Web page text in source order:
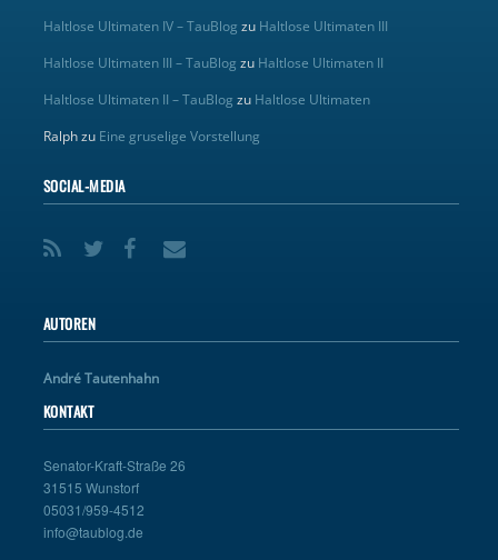
Haltlose Ultimaten IV – TauBlog zu Haltlose Ultimaten III
Haltlose Ultimaten III – TauBlog zu Haltlose Ultimaten II
Haltlose Ultimaten II – TauBlog zu Haltlose Ultimaten
Ralphzu Eine gruselige Vorstellung
SOCIAL-MEDIA
AUTOREN
André Tautenhahn
KONTAKT
Senator-Kraft-Straße 26
31515 Wunstorf
05031/959-4512
info@taublog.de